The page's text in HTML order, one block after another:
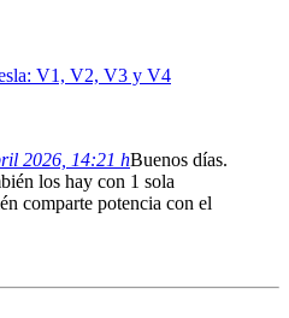
V1, V2, V3 y V4
2026, 14:21 hBuenos días.
los hay con 1 sola
comparte potencia con el